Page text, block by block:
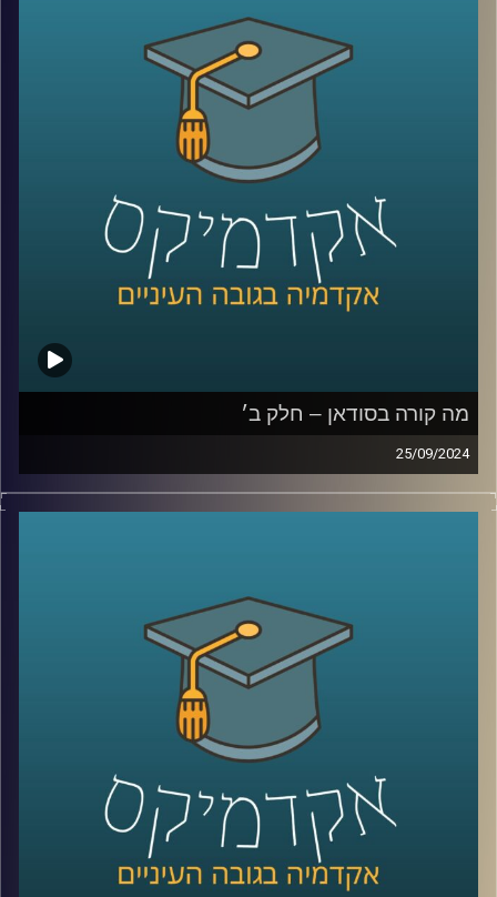
שישראלים פחות מכירים, היא המערכה על סודאן, שותפה
נוספת של ישראל להסכמי אברהם. שבימים אלו מבוקשת מכל
עבר מצד אחד האיראנים ורוסיה ומצד שני הציר של ארצות
אז מי יזכה בסודאן כבעלת ברית בעתיד הקרוב?
כדי לענות על השאלה הזו הצטרף אלינו היום ד״ר חיים קורן,
בית ספר לאודר לממשל, דיפלומטיה ואסטרטגיה, אוניברסיטת
לשעבר שגריר ישראל הראשון לדרום סודאן ומצרים.
קרדיט תמונות:AudioVersity
מה קורה בסודאן – חלק ב׳
25/09/2024
אחרי שנים של מלחמות פנימיות עקובות מדם בסודאן, ועם
נפילתו של הדיקטטור קולונל עומר אל בשיר, ששלט במדינה
הבכירים יוביל אותה בדרכה החדשה, הציתה שוב קרבות קשים
שקורעים את המדינה המשוסעת מבפנים
אז למה כולם לאחרונה מדברים על סודאן ואיך זה קשור
כדי לשפוך אור על המצב בסודאן הצטרף אלינו ד"ר חיים קורן,
בית ספר לאודר לממשל, דיפלומטיה ואסטרטגיה, אוניברסיטת
לשעבר שגריר ישראל הראשון לדרום סודאן ומצרים.
קרדיט תמונות:AudioVersity